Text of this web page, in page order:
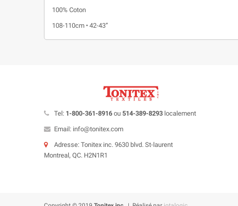
100% Coton
108-110cm • 42-43”
Tel: 1-800-361-8916 ou 514-389-8293 localement
Email: info@tonitex.com
Adresse: Tonitex inc. 9630 blvd. St-laurent
Montreal, QC. H2N1R1